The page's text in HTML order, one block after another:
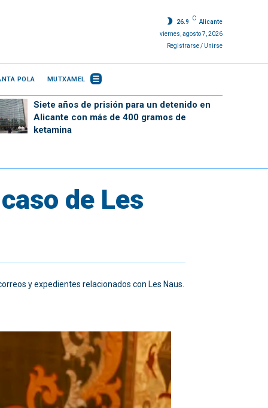
26.9
C
Alicante
viernes, agosto 7, 2026
Registrarse / Unirse
POLA MUTXAMEL
Siete años de prisión para un detenido en
Alicante con más de 400 gramos de
ketamina
de Les
y expedientes relacionados con Les Naus.